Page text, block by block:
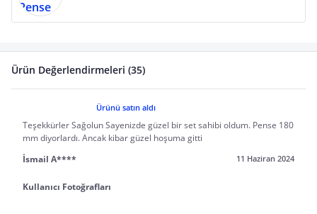
Ürün Değerlendirmeleri (35)
Ürünü satın aldı
Teşekkürler Sağolun Sayenizde güzel bir set sahibi oldum. Pense 180
mm diyorlardı. Ancak kibar güzel hoşuma gitti
İsmail A****
11 Haziran 2024
Kullanıcı Fotoğrafları